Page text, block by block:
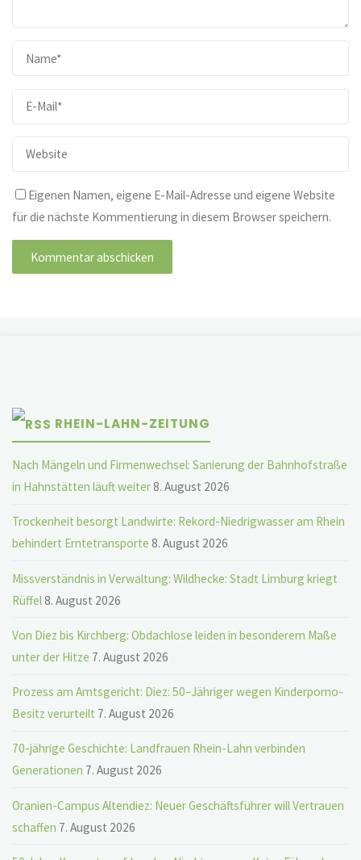
Eigenen Namen, eigene E-Mail-Adresse und eigene Website
für die nächste Kommentierung in diesem Browser speichern.
RHEIN-LAHN-ZEITUNG
Nach Mängeln und Firmenwechsel: Sanierung der Bahnhofstraße
in Hahnstätten läuft weiter8. August 2026
Trockenheit besorgt Landwirte: Rekord-Niedrigwasser am Rhein
behindert Erntetransporte 8. August 2026
Missverständnis in Verwaltung: Wildhecke: Stadt Limburg kriegt
Rüffel8. August 2026
Von Diez bis Kirchberg: Obdachlose leiden in besonderem Maße
unter der Hitze 7. August 2026
Prozess am Amtsgericht: Diez: 50–Jähriger wegen Kinderporno-
Besitz verurteilt 7. August 2026
70-jährige Geschichte: Landfrauen Rhein-Lahn verbinden
Generationen 7. August 2026
Oranien-Campus Altendiez: Neuer Geschäftsführer will Vertrauen
schaffen 7. August 2026